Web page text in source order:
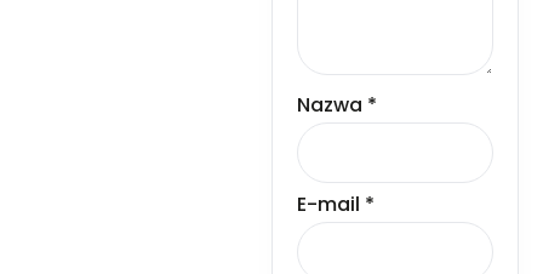
Nazwa *
E-mail *